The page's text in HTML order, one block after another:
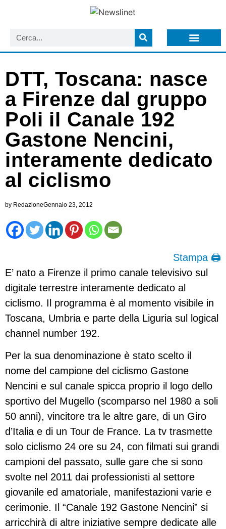
DTT, Toscana: nasce
a Firenze dal gruppo
Poli il Canale 192
Gastone Nencini,
interamente dedicato
al ciclismo
by RedazioneGennaio 23, 2012
Stampa 🖨
E’ nato a Firenze il primo canale televisivo sul
digitale terrestre interamente dedicato al
ciclismo. Il programma è al momento visibile in
Toscana, Umbria e parte della Liguria sul logical
channel number 192.
Per la sua denominazione è stato scelto il
nome del campione del ciclismo Gastone
Nencini e sul canale spicca proprio il logo dello
sportivo del Mugello (scomparso nel 1980 a soli
50 anni), vincitore tra le altre gare, di un Giro
d’Italia e di un Tour de France. La tv trasmette
solo ciclismo 24 ore su 24, con filmati sui grandi
campioni del passato, sulle gare che si sono
svolte nel 2011 dai professionisti al settore
giovanile ed amatoriale, manifestazioni varie e
cerimonie. Il “Canale 192 Gastone Nencini” si
arricchirà di altre iniziative sempre dedicate alle